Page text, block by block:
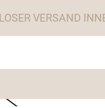
VERSAND